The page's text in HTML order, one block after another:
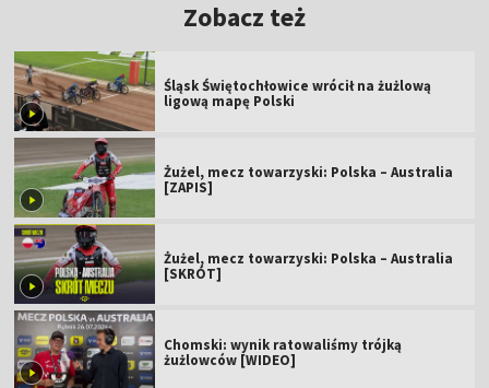
Zobacz też
Śląsk Świętochłowice wrócił na żużlową
ligową mapę Polski
Żużel, mecz towarzyski: Polska – Australia
[ZAPIS]
Żużel, mecz towarzyski: Polska – Australia
[SKRÓT]
Chomski: wynik ratowaliśmy trójką
żużlowców [WIDEO]